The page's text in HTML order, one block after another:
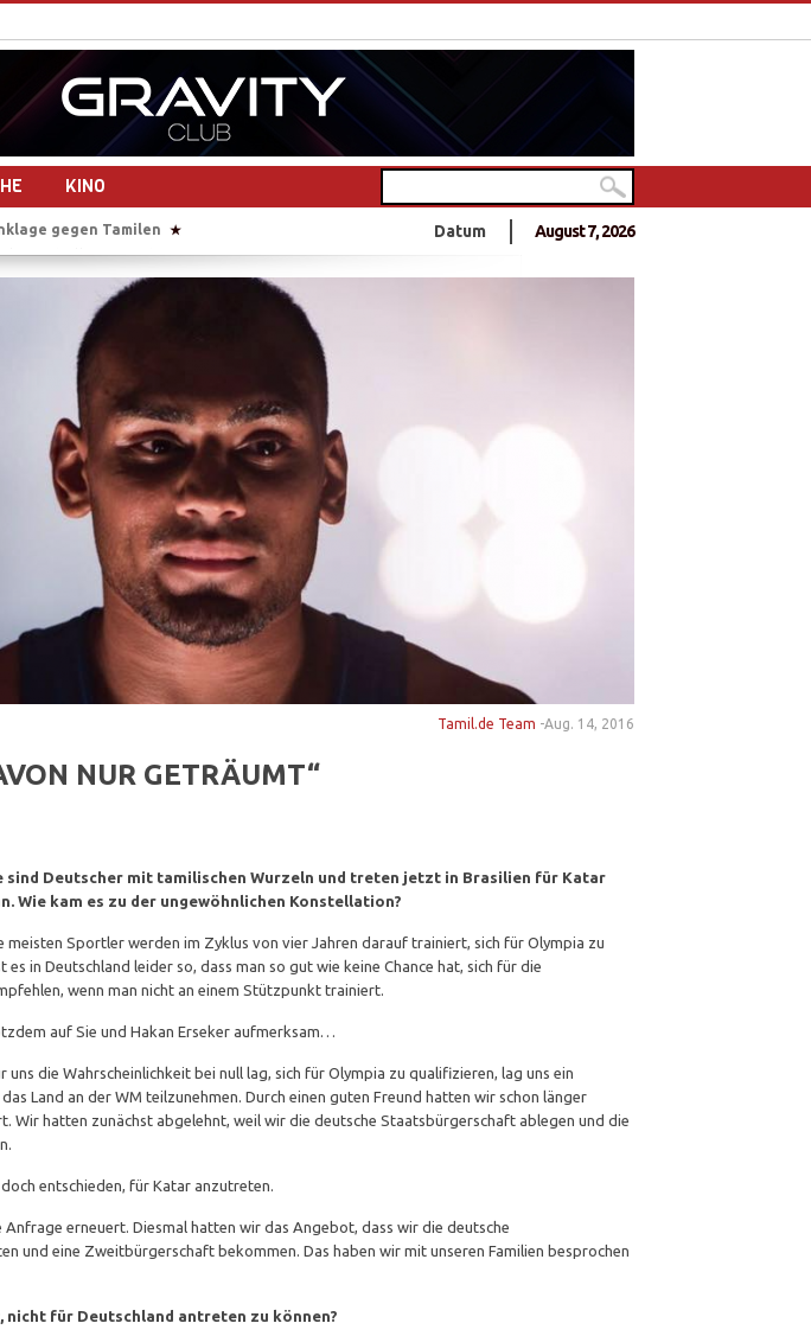
KINO
★ Tausende Tamilen feiern in Deutschlands größtem Hindu-Tempel
★ Sri Lanka nach dem Bürgerkrieg – 10 Jahre Frieden?
Sri Lanka nach dem Bürgerkrieg- 10 Jahre Frieden?
Jaffna in Sri Lanka IS bekennt sich zu Anschlag an Sri Lankas Ostküste
Datum August 7, 2026
Aug. 14, 2016
Tamil.de Team -
NUR GETRÄUMT“
sind Deutscher mit tamilischen Wurzeln und treten jetzt in Brasilien für Katar
Wie kam es zu der ungewöhnlichen Konstellation?
meisten Sportler werden im Zyklus von vier Jahren darauf trainiert, sich für Olympia zu
es in Deutschland leider so, dass man so gut wie keine Chance hat, sich für die
wenn man nicht an einem Stützpunkt trainiert.
auf Sie und Hakan Erseker aufmerksam…
uns die Wahrscheinlichkeit bei null lag, sich für Olympia zu qualifizieren, lag uns ein
Land an der WM teilzunehmen. Durch einen guten Freund hatten wir schon länger
Wir hatten zunächst abgelehnt, weil wir die deutsche Staatsbürgerschaft ablegen und die
entschieden, für Katar anzutreten.
erneuert. Diesmal hatten wir das Angebot, dass wir die deutsche
und eine Zweitbürgerschaft bekommen. Das haben wir mit unseren Familien besprochen
nicht für Deutschland antreten zu können?